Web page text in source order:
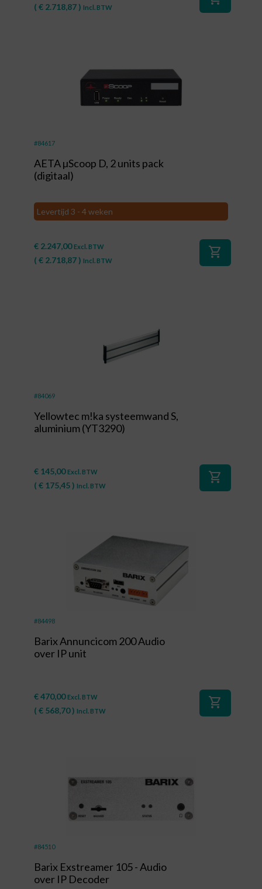
( € 2.718,87) Incl. BTW
#84617
AETA µScoop D, 2 units pack
(digitaal)
Levertijd 3 - 4 weken
€ 2.247,00 Excl. BTW
( € 2.718,87) Incl. BTW
shopping_cart
#84069
Yellowtec m!ka systeemwand S,
aluminium (YT3290)
€ 145,00 Excl. BTW
( € 175,45) Incl. BTW
shopping_cart
#84498
Barix Annuncicom 200 Audio
over IP unit
€470,00 Excl. BTW
( € 568,70) Incl. BTW
shopping_cart
#84510
Barix Exstreamer 105 - Audio
over IP Decoder